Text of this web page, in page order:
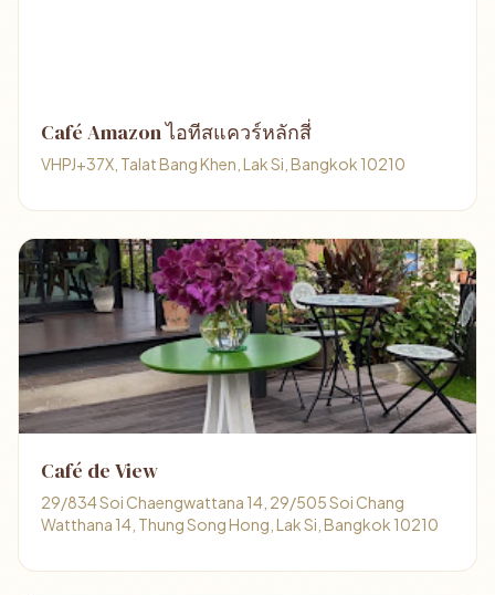
Café Amazon ไอทีสแควร์หลักสี่
VHPJ+37X, Talat Bang Khen, Lak Si, Bangkok 10210
Café de View
29/834 Soi Chaengwattana 14, 29/505 Soi Chang
Watthana 14, Thung Song Hong, Lak Si, Bangkok 10210